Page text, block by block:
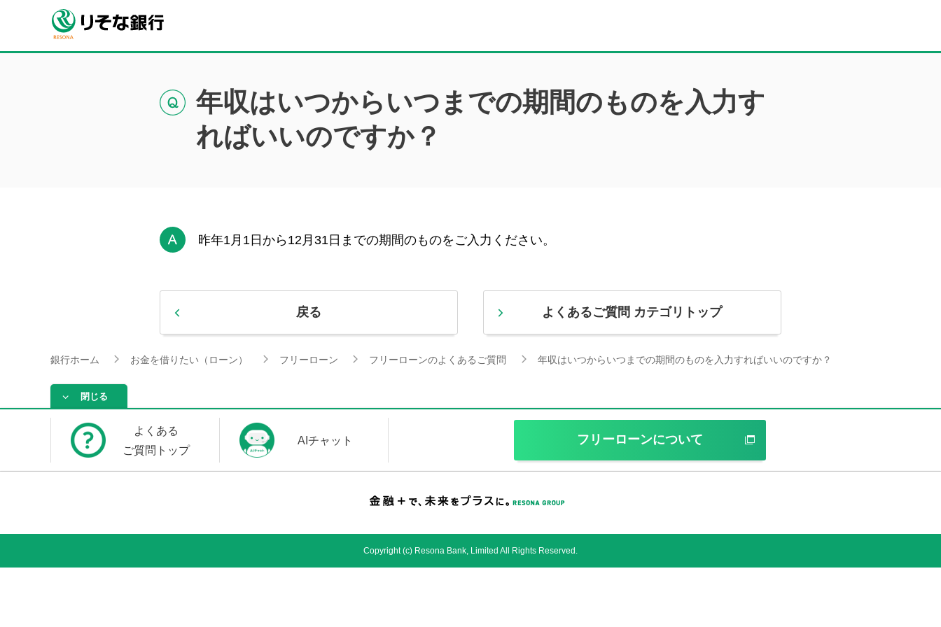
年収はいつからいつまでの期間のものを入力す
ればいいのですか？
昨年1月1日から12月31日までの期間のものをご入力ください。
戻る よくあるご質問 カテゴリトップ
銀行ホーム お金を借りたい（ローン） フリーローン フリーローンのよくあるご質問 年収はいつからいつまでの期間のものを入力すればいいのですか？
閉じる
よくある
ご質問トップ
AIチャット フリーローンについて
Copyright (c) Resona Bank, Limited All Rights Reserved.